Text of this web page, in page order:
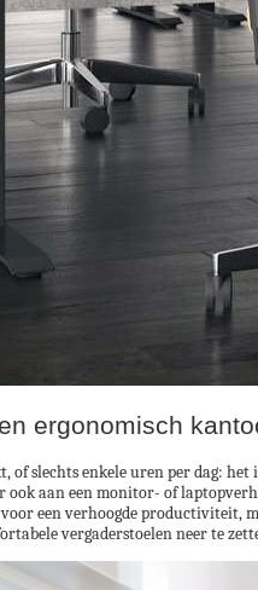
ergonomisch
of slechts enkele uren per dag:
ook aan een monitor- of
voor een verhoogde
vergaderstoelen neer te